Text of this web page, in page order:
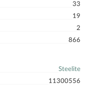
33
19
2
866
Steelite
11300556